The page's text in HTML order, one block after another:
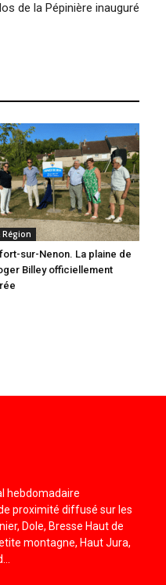
de la Pépinière inauguré
Région
sur-Nenon. La plaine de
Billey officiellement